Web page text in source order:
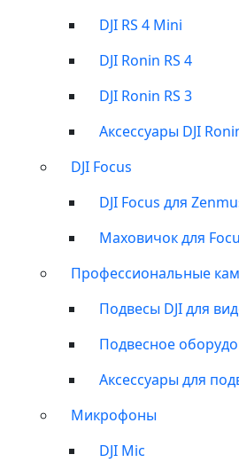
DJI RS 4 Mini
DJI Ronin RS 4
DJI Ronin RS 3
Аксессуары DJI
DJI Focus
DJI Focus для
Маховичок для
Профессиональные
Подвесы DJI для
Подвесное
Аксессуары для
Микрофоны
DJI Mic